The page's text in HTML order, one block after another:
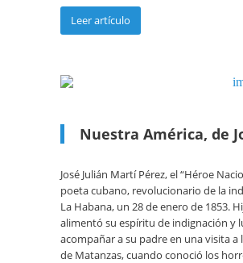
Leer artículo
Nuestra América, de
José Julián Martí Pérez, el “Héroe
poeta cubano, revolucionario de la
La Habana, un 28 de enero de 1853.
alimentó su espíritu de indignación y
acompañar a su padre en una visita
de Matanzas, cuando conoció los